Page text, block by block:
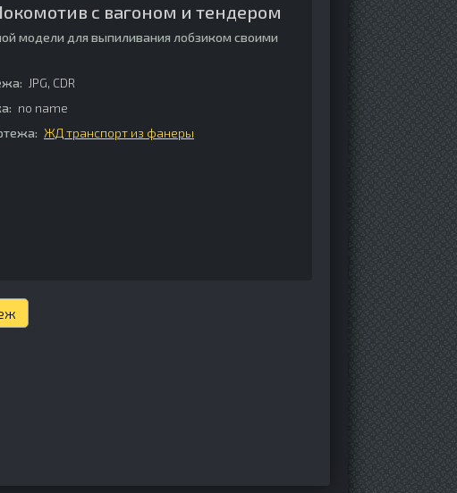
с вагоном и тендером
модели для выпиливания лобзиком своими
JPG, CDR
no name
ЖД транспорт из фанеры